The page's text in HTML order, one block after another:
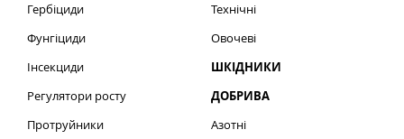
Гербіциди
Фунгіциди
Інсекциди
Регулятори росту
Протруйники
Технічні
Овочеві
ШКІДНИКИ
ДОБРИВА
Азотні